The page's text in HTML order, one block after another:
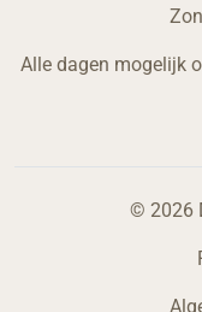
Alle dagen mogelijk
© 2026